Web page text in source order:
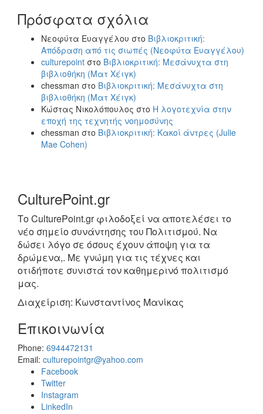
Πρόσφατα σχόλια
Νεοφύτα Ευαγγέλου στο Βιβλιοκριτική:
Απόδραση από τις σιωπές (Νεοφύτα Ευαγγέλου)
culturepoint στο Βιβλιοκριτική: Μεσάνυχτα στη
βιβλιοθήκη (Ματ Χέιγκ)
chessman στο Βιβλιοκριτική: Μεσάνυχτα στη
βιβλιοθήκη (Ματ Χέιγκ)
Κώστας Νικολόπουλος στο Η λογοτεχνία στην
εποχή της τεχνητής νοημοσύνης
chessman στο Βιβλιοκριτική: Κακοί άντρες (Julie
Mae Cohen)
CulturePoint.gr
Το CulturePoint.gr φιλοδοξεί να αποτελέσει το
νέο σημείο συνάντησης του Πολιτισμού. Να
δώσει λόγο σε όσους έχουν άποψη για τα
δρώμενα,. Με γνώμη για τις τέχνες και
οτιδήποτε συνιστά τον καθημερινό πολιτισμό
μας.
Διαχείριση: Κωνσταντίνος Μανίκας
Επικοινωνία
Phone: 6944472131
Email: culturepointgr@yahoo.com
Facebook
Twitter
Instagram
LinkedIn